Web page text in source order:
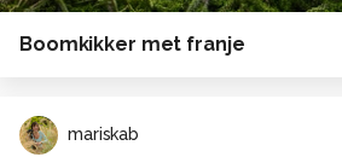
Boomkikker met franje
mariskab